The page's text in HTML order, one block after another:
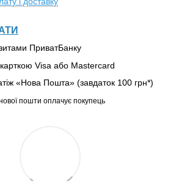
ПриватБанку
Visa або Mastercard
«Нова Пошта» (завдаток 100 грн*)
пошти оплачує покупець